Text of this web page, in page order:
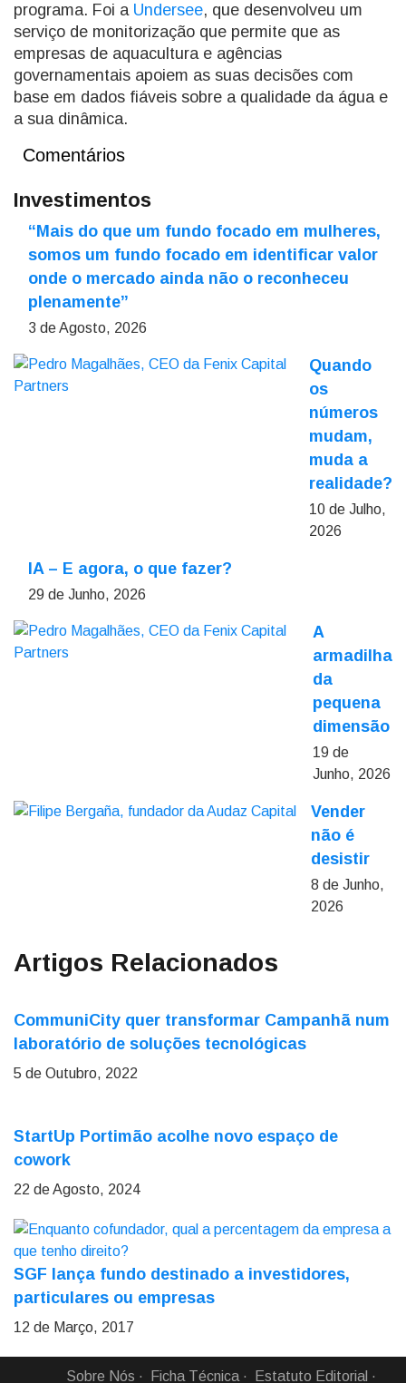
programa. Foi a Undersee, que desenvolveu um
serviço de monitorização que permite que as
empresas de aquacultura e agências
governamentais apoiem as suas decisões com
base em dados fiáveis sobre a qualidade da água e
a sua dinâmica.
Comentários
Investimentos
“Mais do que um fundo focado em mulheres,
somos um fundo focado em identificar valor
onde o mercado ainda não o reconheceu
plenamente”
3 de Agosto, 2026
Quando
os
números
mudam,
muda a
realidade?
10 de Julho,
2026
IA – E agora, o que fazer?
29 de Junho, 2026
A
armadilha
da
pequena
dimensão
19 de
Junho, 2026
Vender
não é
desistir
8 de Junho,
2026
Artigos Relacionados
CommuniCity quer transformar Campanhã num
laboratório de soluções tecnológicas
5 de Outubro, 2022
StartUp Portimão acolhe novo espaço de
cowork
22 de Agosto, 2024
SGF lança fundo destinado a investidores,
particulares ou empresas
12 de Março, 2017
Sobre Nós Ficha Técnica Estatuto Editorial